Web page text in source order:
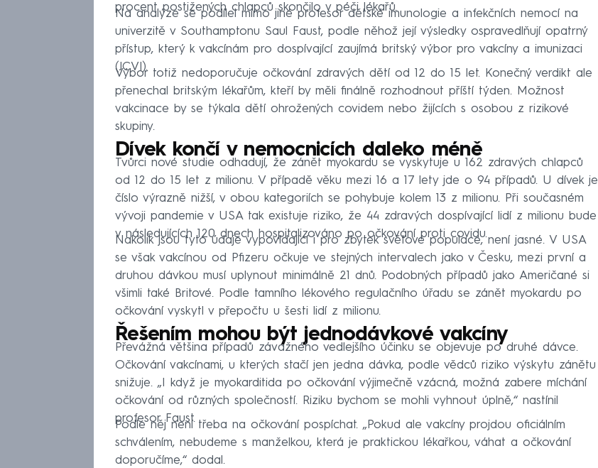
procent postižených chlapců skončilo v péči lékařů.
Na analýze se podílel mimo jiné profesor dětské imunologie a infekčních nemocí na
univerzitě v Southamptonu Saul Faust, podle něhož její výsledky ospravedlňují opatrný
přístup, který k vakcínám pro dospívající zaujímá britský výbor pro vakcíny a imunizaci
(JCVI).
Výbor totiž nedoporučuje očkování zdravých dětí od 12 do 15 let. Konečný verdikt ale
přenechal britským lékařům, kteří by měli finálně rozhodnout příští týden. Možnost
vakcinace by se týkala dětí ohrožených covidem nebo žijících s osobou z rizikové
skupiny.
Dívek končí v nemocnicích daleko méně
Tvůrci nové studie odhadují, že zánět myokardu se vyskytuje u 162 zdravých chlapců
od 12 do 15 let z milionu. V případě věku mezi 16 a 17 lety jde o 94 případů. U dívek je
číslo výrazně nižší, v obou kategoriích se pohybuje kolem 13 z milionu. Při současném
vývoji pandemie v USA tak existuje riziko, že 44 zdravých dospívající lidí z milionu bude
v následujících 120 dnech hospitalizováno po očkování proti covidu.
Nakolik jsou tyto údaje vypovídající i pro zbytek světové populace, není jasné. V USA
se však vakcínou od Pfizeru očkuje ve stejných intervalech jako v Česku, mezi první a
druhou dávkou musí uplynout minimálně 21 dnů. Podobných případů jako Američané si
všimli také Britové. Podle tamního lékového regulačního úřadu se zánět myokardu po
očkování vyskytl v přepočtu u šesti lidí z milionu.
Řešením mohou být jednodávkové vakcíny
Převážná většina případů závažného vedlejšího účinku se objevuje po druhé dávce.
Očkování vakcínami, u kterých stačí jen jedna dávka, podle vědců riziko výskytu zánětu
snižuje. „I když je myokarditida po očkování výjimečně vzácná, možná zabere míchání
očkování od různých společností. Riziku bychom se mohli vyhnout úplně,“ nastínil
profesor Faust.
Podle něj není třeba na očkování pospíchat. „Pokud ale vakcíny projdou oficiálním
schválením, nebudeme s manželkou, která je praktickou lékařkou, váhat a očkování
doporučíme,“ dodal.